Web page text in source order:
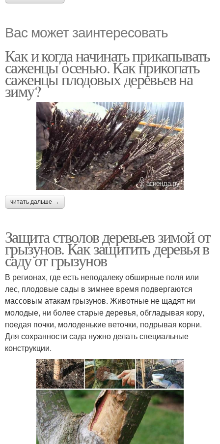
Вас может заинтересовать
Как и когда начинать прикапывать
саженцы осенью. Как прикопать
саженцы плодовых деревьев на
зиму?
читать дальше →
Защита стволов деревьев зимой от
грызунов. Как защитить деревья в
саду от грызунов
В регионах, где есть неподалеку обширные поля или
лес, плодовые сады в зимнее время подвергаются
массовым атакам грызунов. Животные не щадят ни
молодые, ни более старые деревья, обгладывая кору,
поедая почки, молоденькие веточки, подрывая корни.
Для сохранности сада нужно делать специальные
конструкции.